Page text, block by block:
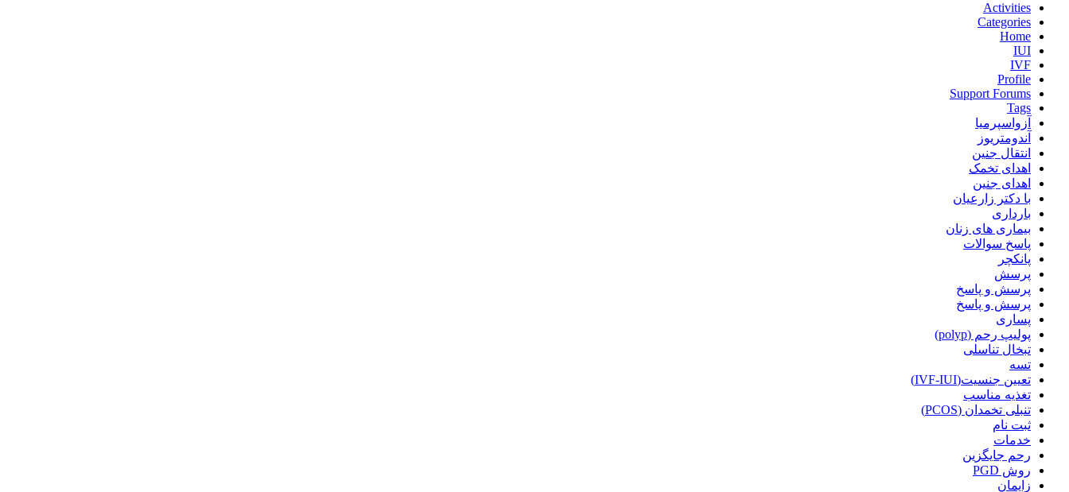
Activities
Categories
Home
IUI
IVF
Profile
Support Forums
Tags
آزواسپرمیا
آندومتریوز
انتقال جنین
اهدای تخمک
اهدای جنین
با دکتر زارعیان
بارداری
بیماری های زنان
پاسخ سوالات
پانکچر
پرسش
پرسش و پاسخ
پرسش و پاسخ
پساری
پولیپ رحم (polyp)
تبخال تناسلی
تسه
تعیین جنسیت(IVF-IUI)
تغذیه مناسب
تنبلی تخمدان (PCOS)
ثبت نام
خدمات
رحم جایگزین
روش PGD
زایمان